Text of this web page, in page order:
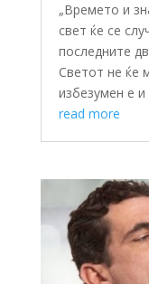
„Времето и
свет ќе се
последните
Светот не ќе
избезумен е и
read more